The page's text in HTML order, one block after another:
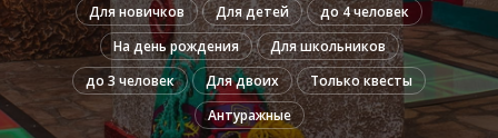
Для новичков Для детей
до 4 человек
На день рождения
Для школьников
до 3 человек
Для двоих
Только квесты
Антуражные